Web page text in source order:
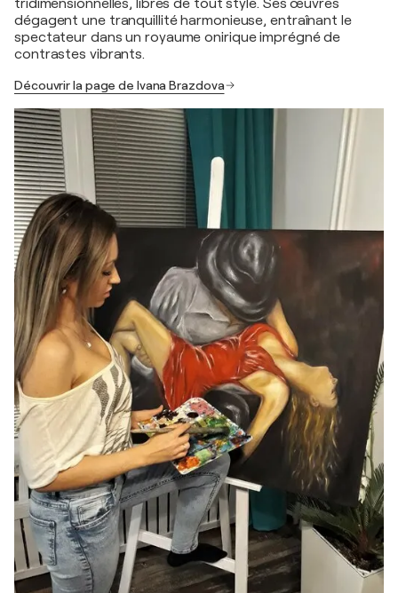
tridimensionnelles, libres de tout style. Ses œuvres
dégagent une tranquillité harmonieuse, entraînant le
spectateur dans un royaume onirique imprégné de
contrastes vibrants.
Découvrir la page de Ivana Brazdova